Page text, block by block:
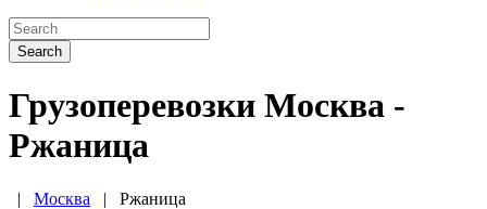
Search
Грузоперевозки Москва -
Ржаница
| Москва | Ржаница